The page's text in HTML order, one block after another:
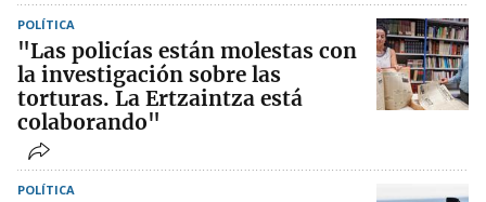
POLÍTICA
"Las policías están molestas con
la investigación sobre las
torturas. La Ertzaintza está
colaborando"
POLÍTICA